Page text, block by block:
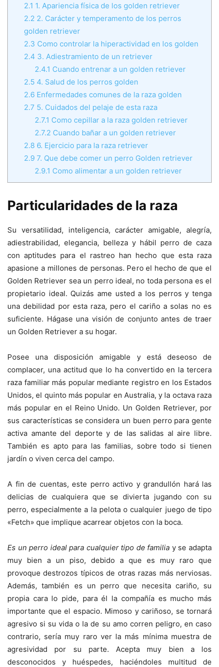
2.1 1. Apariencia física de los golden retriever
2.2 2. Carácter y temperamento de los perros
golden retriever
2.3 Como controlar la hiperactividad en los golden
2.4 3. Adiestramiento de un retriever
2.4.1 Cuando entrenar a un golden retriever
2.5 4. Salud de los perros golden
2.6Enfermedades comunes de la raza golden
2.7 5. Cuidados del pelaje de esta raza
2.7.1 Como cepillar a la raza golden retriever
2.7.2 Cuando bañar a un golden retriever
2.86. Ejercicio para la raza retriever
2.97. Que debe comer un perro Golden retriever
2.9.1 Como alimentar a un golden retriever
Particularidades de la raza
Su versatilidad, inteligencia, carácter amigable, alegría,
adiestrabilidad, elegancia, belleza y hábil perro de caza
con aptitudes para el rastreo han hecho que esta raza
apasione a millones de personas. Pero el hecho de que el
Golden Retriever sea un perro ideal, no toda persona es el
propietario ideal. Quizás ame usted a los perros y tenga
una debilidad por esta raza, pero el cariño a solas no es
suficiente. Hágase una visión de conjunto antes de traer
un Golden Retriever a su hogar.
Posee una disposición amigable y está deseoso de
complacer, una actitud que lo ha convertido en la tercera
raza familiar más popular mediante registro en los Estados
Unidos, el quinto más popular en Australia, y la octava raza
más popular en el Reino Unido. Un Golden Retriever, por
sus características se considera un buen perro para gente
activa amante del deporte y de las salidas al aire libre.
También es apto para las familias, sobre todo si tienen
jardín o viven cerca del campo.
A fin de cuentas, este perro activo y grandullón hará las
delicias de cualquiera que se divierta jugando con su
perro, especialmente a la pelota o cualquier juego de tipo
«Fetch» que implique acarrear objetos con la boca.
Es un perro ideal para cualquier tipo de familia y se adapta
muy bien a un piso, debido a que es muy raro que
provoque destrozos típicos de otras razas más nerviosas.
Además, también es un perro que necesita cariño, su
propia cara lo pide, para él la compañía es mucho más
importante que el espacio. Mimoso y cariñoso, se tornará
agresivo si su vida o la de su amo corren peligro, en caso
contrario, sería muy raro ver la más mínima muestra de
agresividad por su parte. Acepta muy bien a los
desconocidos y huéspedes, haciéndoles multitud de